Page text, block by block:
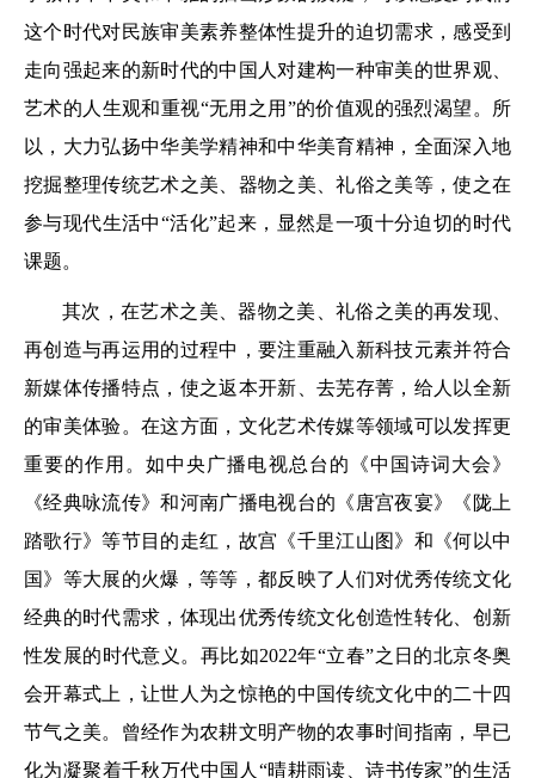
这个时代对民族审美素养整体性提升的迫切需求，感受到
走向强起来的新时代的中国人对建构一种审美的世界观、
艺术的人生观和重视“无用之用”的价值观的强烈渴望。所
以，大力弘扬中华美学精神和中华美育精神，全面深入地
挖掘整理传统艺术之美、器物之美、礼俗之美等，使之在
参与现代生活中“活化”起来，显然是一项十分迫切的时代
课题。
其次，在艺术之美、器物之美、礼俗之美的再发现、
再创造与再运用的过程中，要注重融入新科技元素并符合
新媒体传播特点，使之返本开新、去芜存菁，给人以全新
的审美体验。在这方面，文化艺术传媒等领域可以发挥更
重要的作用。如中央广播电视总台的《中国诗词大会》
《经典咏流传》和河南广播电视台的《唐宫夜宴》《陇上
踏歌行》等节目的走红，故宫《千里江山图》和《何以中
国》等大展的火爆，等等，都反映了人们对优秀传统文化
经典的时代需求，体现出优秀传统文化创造性转化、创新
性发展的时代意义。再比如2022年“立春”之日的北京冬奥
会开幕式上，让世人为之惊艳的中国传统文化中的二十四
节气之美。曾经作为农耕文明产物的农事时间指南，早已
化为凝聚着千秋万代中国人“晴耕雨读、诗书传家”的生活